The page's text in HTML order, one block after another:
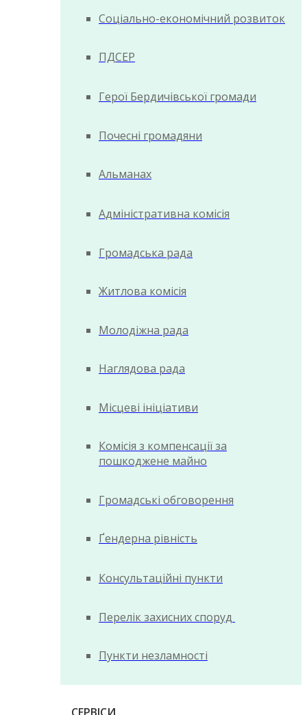
Соціально-економічний розвиток
ПДСЕР
Герої Бердичівської громади
Почесні громадяни
Альманах
Адміністративна комісія
Громадська рада
Житлова комісія
Молодіжна рада
Наглядова рада
Місцеві ініціативи
Комісія з компенсації за
пошкоджене майно
Громадські обговорення
Ґендерна рівність
Консультаційні пункти
Перелік захисних споруд
Пункти незламності